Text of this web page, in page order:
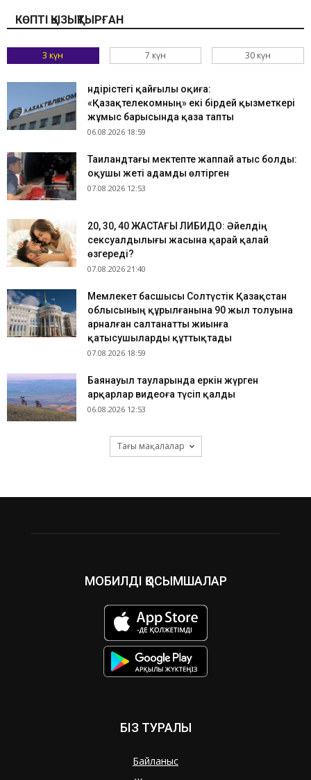
КӨПТІ ҚЫЗЫҚТЫРҒАН
3 күн 7 күн 30 күн
Өндірістегі қайғылы оқиға:
«Қазақтелекомның» екі бірдей қызметкері
жұмыс барысында қаза тапты
06.08.2026 18:59
Таиландтағы мектепте жаппай атыс болды:
оқушы жеті адамды өлтірген
07.08.2026 12:53
​20, 30, 40 ЖАСТАҒЫ ЛИБИДО: Әйелдің
сексуалдылығы жасына қарай қалай
өзгереді?
07.08.2026 21:40
Мемлекет басшысы Солтүстік Қазақстан
облысының құрылғанына 90 жыл толуына
арналған салтанатты жиынға
қатысушыларды құттықтады
07.08.2026 18:59
Баянауыл тауларында еркін жүрген
арқарлар видеоға түсіп қалды
06.08.2026 12:53
Тағы мақалалар
МОБИЛДІ ҚОСЫМШАЛАР
БІЗ ТУРАЛЫ
Байланыс